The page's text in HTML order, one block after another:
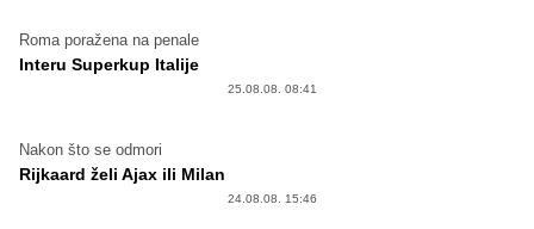
Roma poražena na penale
Interu Superkup Italije
25.08.08. 08:41
Nakon što se odmori
Rijkaard želi Ajax ili Milan
24.08.08. 15:46